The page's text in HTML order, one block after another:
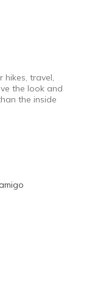
travel,
the look and
the inside